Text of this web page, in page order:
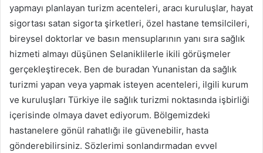
yapmayı planlayan turizm acenteleri, aracı kuruluşlar, hayat
sigortası satan sigorta şirketleri, özel hastane temsilcileri,
bireysel doktorlar ve basın mensuplarının yanı sıra sağlık
hizmeti almayı düşünen Selaniklilerle ikili görüşmeler
gerçekleştirecek. Ben de buradan Yunanistan da sağlık
turizmi yapan veya yapmak isteyen acenteleri, ilgili kurum
ve kuruluşları Türkiye ile sağlık turizmi noktasında işbirliği
içerisinde olmaya davet ediyorum. Bölgemizdeki
hastanelere gönül rahatlığı ile güvenebilir, hasta
gönderebilirsiniz. Sözlerimi sonlandırmadan evvel